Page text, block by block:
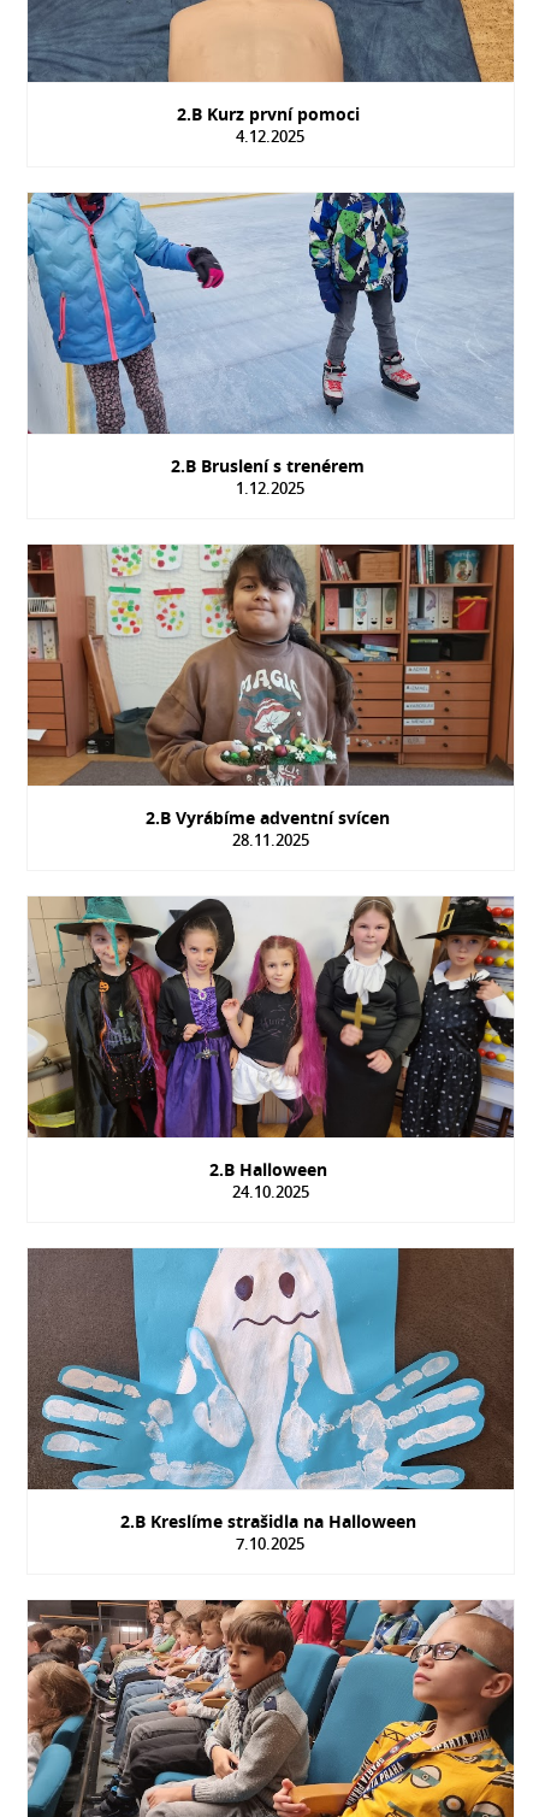
2.B Kurz první pomoci
4.12.2025
2.B Bruslení s trenérem
1.12.2025
2.B Vyrábíme adventní svícen
28.11.2025
2.B Halloween
24.10.2025
2.B Kreslíme strašidla na Halloween
7.10.2025